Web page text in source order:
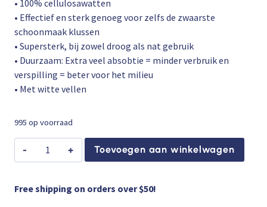
• 100% cellulosawatten
• Effectief en sterk genoeg voor zelfs de zwaarste
schoonmaak klussen
• Supersterk, bij zowel droog als nat gebruik
• Duurzaam: Extra veel absobtie = minder verbruik en
verspilling = beter voor het milieu
• Met witte vellen
995 op voorraad
Lily
Premia
-
Toevoegen aan winkelwagen
Free shipping on orders over $50!